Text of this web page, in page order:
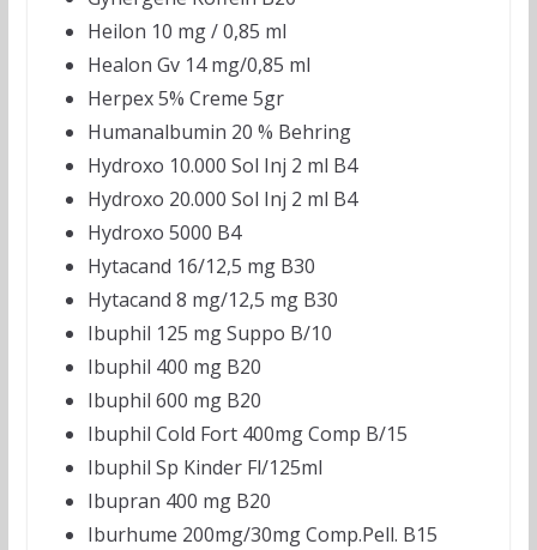
Heilon 10 mg / 0,85 ml
Healon Gv 14 mg/0,85 ml
Herpex 5% Creme 5gr
Humanalbumin 20 % Behring
Hydroxo 10.000 Sol Inj 2 ml B4
Hydroxo 20.000 Sol Inj 2 ml B4
Hydroxo 5000 B4
Hytacand 16/12,5 mg B30
Hytacand 8 mg/12,5 mg B30
Ibuphil 125 mg Suppo B/10
Ibuphil 400 mg B20
Ibuphil 600 mg B20
Ibuphil Cold Fort 400mg Comp B/15
Ibuphil Sp Kinder Fl/125ml
Ibupran 400 mg B20
Iburhume 200mg/30mg Comp.Pell. B15